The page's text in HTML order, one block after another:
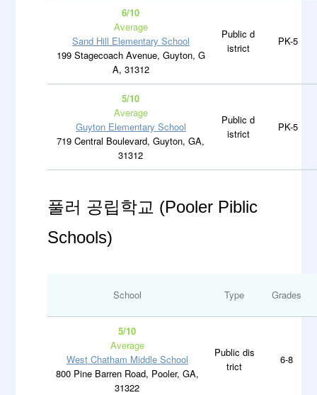
6/10
Average
Sand Hill Elementary School
199 Stagecoach Avenue, Guyton, G
A, 31312
Public d
istrict
PK-5
5/10
Average
Guyton Elementary School
719 Central Boulevard, Guyton, GA,
31312
Public d
istrict
PK-5
풀러 공립학교 (Pooler Piblic
Schools)
School Type Grades
5/10
Average
West Chatham Middle School
800 Pine Barren Road, Pooler, GA,
31322
Public dis
trict
6-8